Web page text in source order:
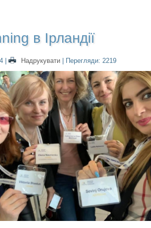
в Ірландії
| Надрукувати | Перегляди: 2219